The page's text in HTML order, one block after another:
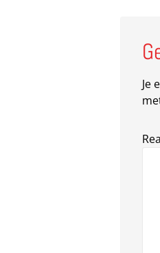
Je